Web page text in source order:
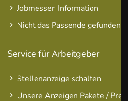
Jobmessen Information
Nicht das Passende gefunden?
Service für Arbeitgeber
Stellenanzeige schalten
Unsere Anzeigen Pakete / Preise